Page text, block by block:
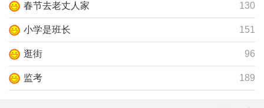
春节去老丈人家 130
小学是班长 151
逛街 96
监考 189